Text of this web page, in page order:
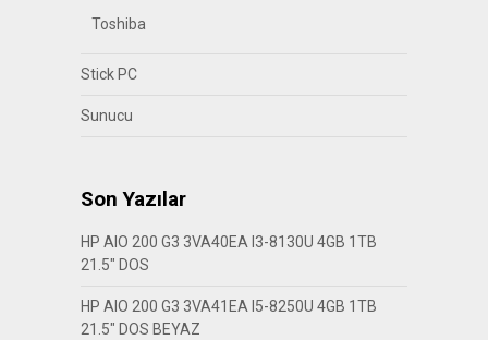
Toshiba
Stick PC
Sunucu
Son Yazılar
HP AIO 200 G3 3VA40EA I3-8130U 4GB 1TB
21.5″ DOS
HP AIO 200 G3 3VA41EA I5-8250U 4GB 1TB
21.5″ DOS BEYAZ